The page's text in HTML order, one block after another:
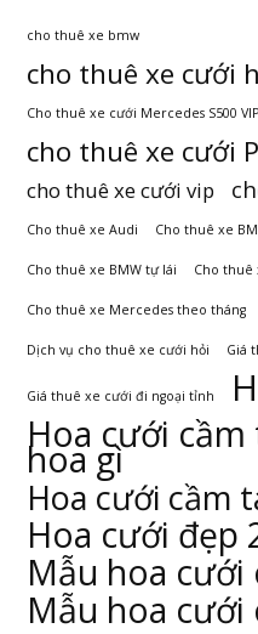
cho thuê xe bmw
cho thuê xe cưới
Cho thuê xe cưới Mercedes S500 VIP
cho thuê xe cưới
cho thuê xe cưới vip
Cho thuê xe Audi Cho thuê xe
Cho thuê xe BMW tự lái Cho thuê
Cho thuê xe Mercedes theo tháng
Dịch vụ cho thuê xe cưới hỏi Giá
Giá thuê xe cưới đi ngoại tỉnh
Hoa cưới
hoa gì
Hoa cưới cầm
Hoa cưới đẹp
Mẫu hoa cưới
Mẫu hoa cưới